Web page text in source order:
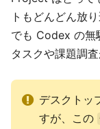
トもどんどん放
でも Codex の無
タスクや課題調
デスクトッ
すが、この